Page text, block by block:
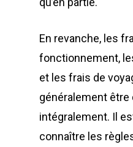
En revanche, les
fonctionnement,
et les frais de
généralement être
intégralement. Il
connaître les